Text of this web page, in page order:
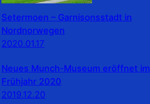
Setermoen – Garnisonsstadt in
Nordnorwegen
2020.01.17
Neues Munch-Museum eröffnet im
Frühjahr 2020
2019.12.20